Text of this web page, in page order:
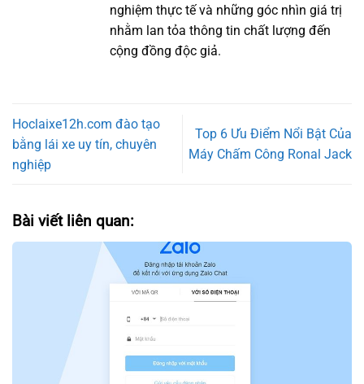
nghiệm thực tế và những góc nhìn giá trị
nhằm lan tỏa thông tin chất lượng đến
cộng đồng độc giả.
Hoclaixe12h.com đào tạo
bằng lái xe uy tín, chuyên
nghiệp
Top 6 Ưu Điểm Nổi Bật Của
Máy Chấm Công Ronal Jack
Bài viết liên quan: